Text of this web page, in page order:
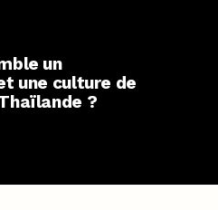
un
une culture de
?